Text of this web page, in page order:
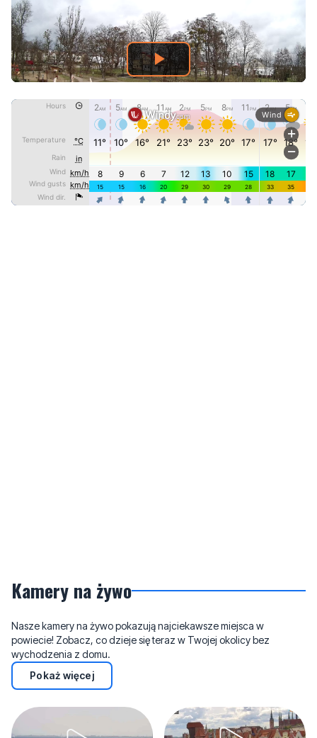
Kamery na żywo
Nasze kamery na żywo pokazują najciekawsze miejsca w
powiecie! Zobacz, co dzieje się teraz w Twojej okolicy bez
wychodzenia z domu.
Pokaż więcej